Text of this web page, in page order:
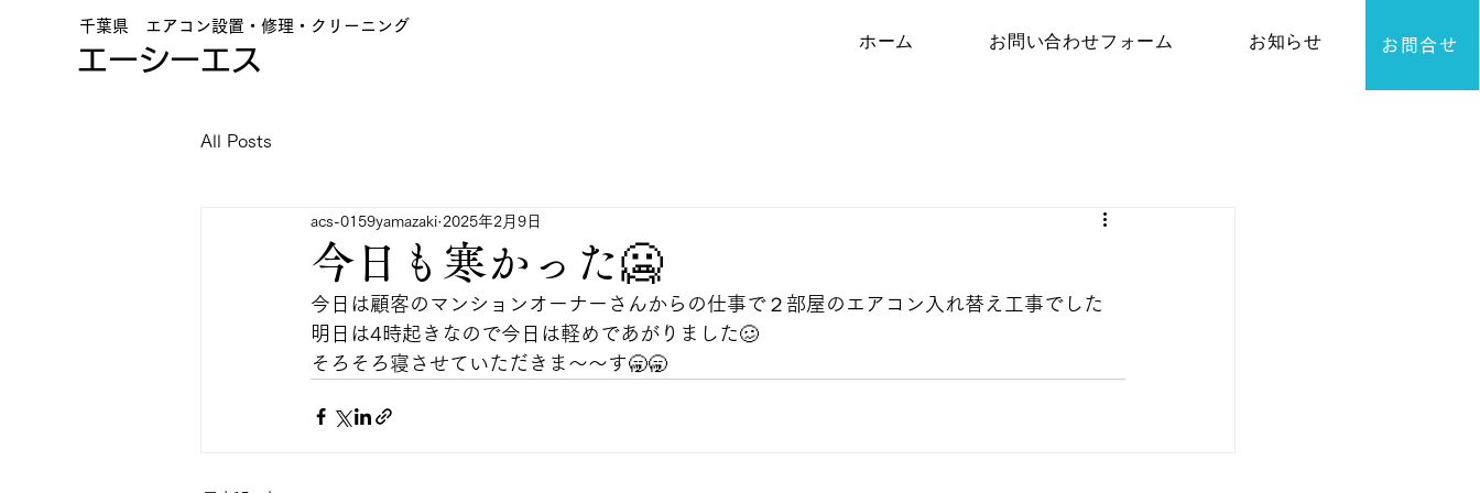
エーシーエス
千葉県 エアコン設置・修理・クリーニング
ホーム お問い合わせフォーム お知らせ お問合せ
All Posts
今日も寒かった🥶
acs-0159yamazaki 2025年2月9日
今日は顧客のマンションオーナーさんからの仕事で２部屋のエアコン入れ替え工事でした
明日は4時起きなので今日は軽めであがりました🥴
そろそろ寝させていただきま〜〜す🥱🥱